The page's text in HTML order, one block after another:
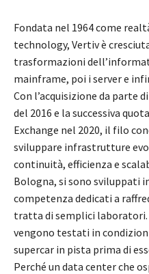
Fondata nel 1964 come
technology, Vertiv è
trasformazioni
mainframe, poi i server e
Con l’acquisizione da parte
del 2016 e la successiva
Exchange nel 2020, il filo
sviluppare infrastrutture
continuità, efficienza e
Bologna, si sono sviluppati
competenza dedicati a
tratta di semplici
vengono testati in
supercar in pista prima di
Perché un data center che